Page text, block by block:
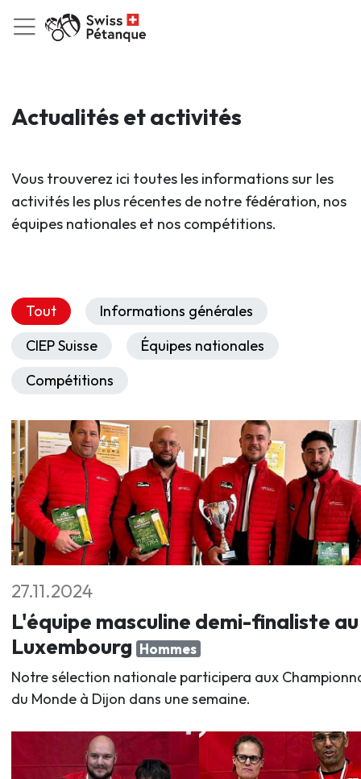
Actualités et activités
Vous trouverez ici toutes les informations sur les
activités les plus récentes de notre fédération, nos
équipes nationales et nos compétitions.
Tout
Informations générales
CIEP Suisse
Équipes nationales
Compétitions
27.11.2024
L'équipe masculine demi-finaliste au
Luxembourg Hommes
Notre sélection nationale participera aux
du Monde à Dijon dans une semaine.